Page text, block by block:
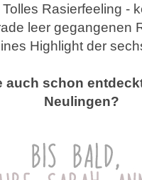
Rasierfeeling -
leer gegangenen
Highlight der
auch schon
Neulingen?